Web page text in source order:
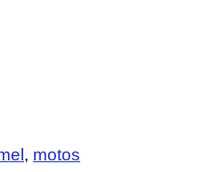
, motos